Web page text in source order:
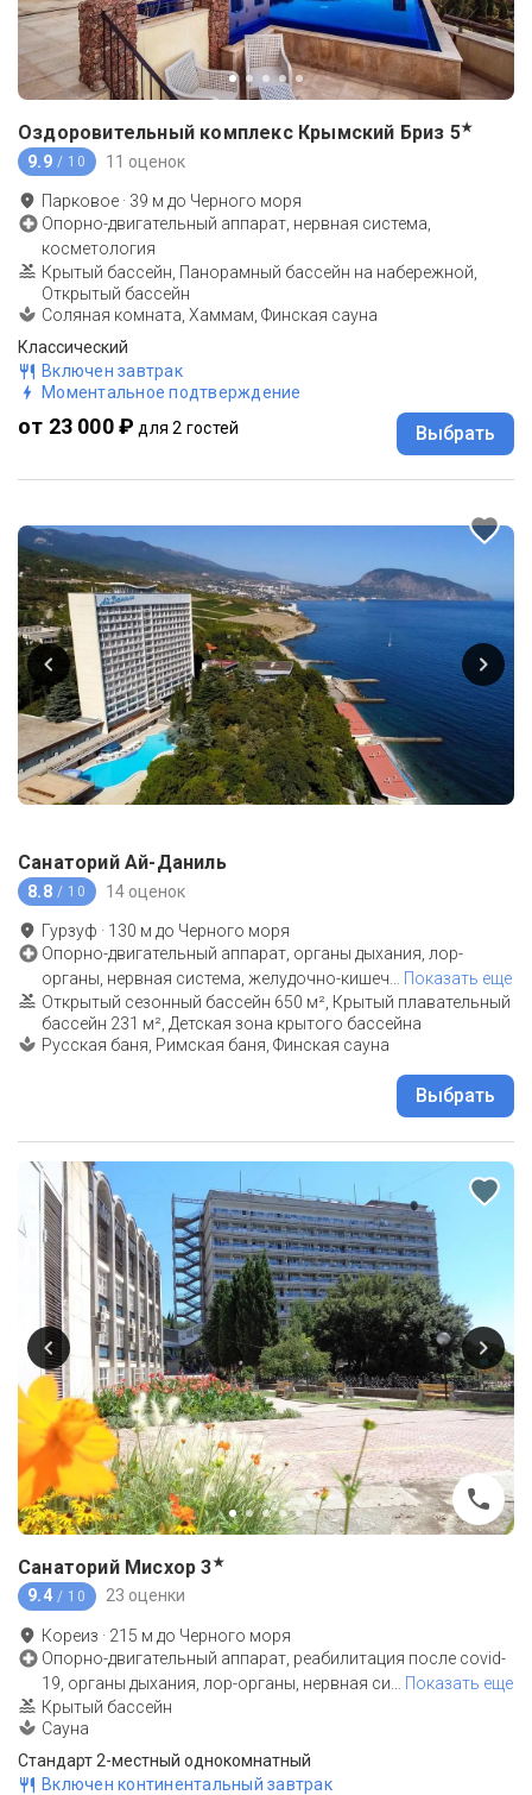
Оздоровительный комплекс Крымский Бриз 5★
9.9 / 10 11 оценок
Парковое · 39 м до Черного моря
Опорно-двигательный аппарат, нервная система,
косметология
Крытый бассейн, Панорамный бассейн на набережной,
Открытый бассейн
Соляная комната, Хаммам, Финская сауна
Классический
Включен завтрак
Моментальное подтверждение
от 23 000 ₽ для 2 гостей Выбрать
Санаторий Ай-Даниль
8.8 / 10 14 оценок
Гурзуф · 130 м до Черного моря
Опорно-двигательный аппарат, органы дыхания, лор-
органы, нервная система, желудочно-кишеч… Показать еще
Открытый сезонный бассейн 650 м², Крытый плавательный
бассейн 231 м², Детская зона крытого бассейна
Русская баня, Римская баня, Финская сауна
Выбрать
Санаторий Мисхор 3★
9.4 / 10 23 оценки
Кореиз · 215 м до Черного моря
Опорно-двигательный аппарат, реабилитация после covid-
19, органы дыхания, лор-органы, нервная си
Показать еще
Крытый бассейн
Сауна
Стандарт 2-местный однокомнатный
Включен континентальный завтрак